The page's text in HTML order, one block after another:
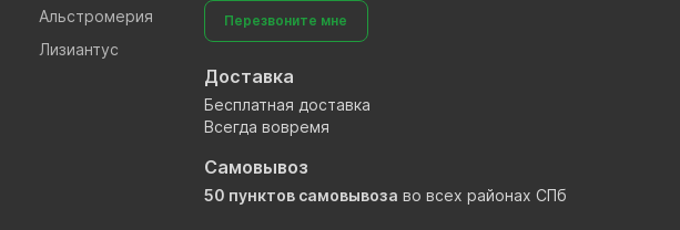
Альстромерия
Лизиантус
Перезвоните мне
Доставка
Бесплатная доставка
Всегда вовремя
Самовывоз
50 пунктов самовывоза во всех районах СПб